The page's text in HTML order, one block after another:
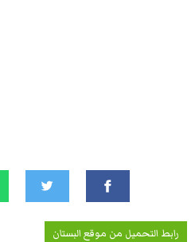
رابط التحميل من موقع البستان